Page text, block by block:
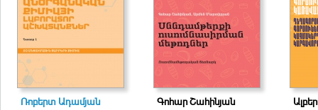
Ռոբերտ Ադամյան
Գոհար Շահինյան